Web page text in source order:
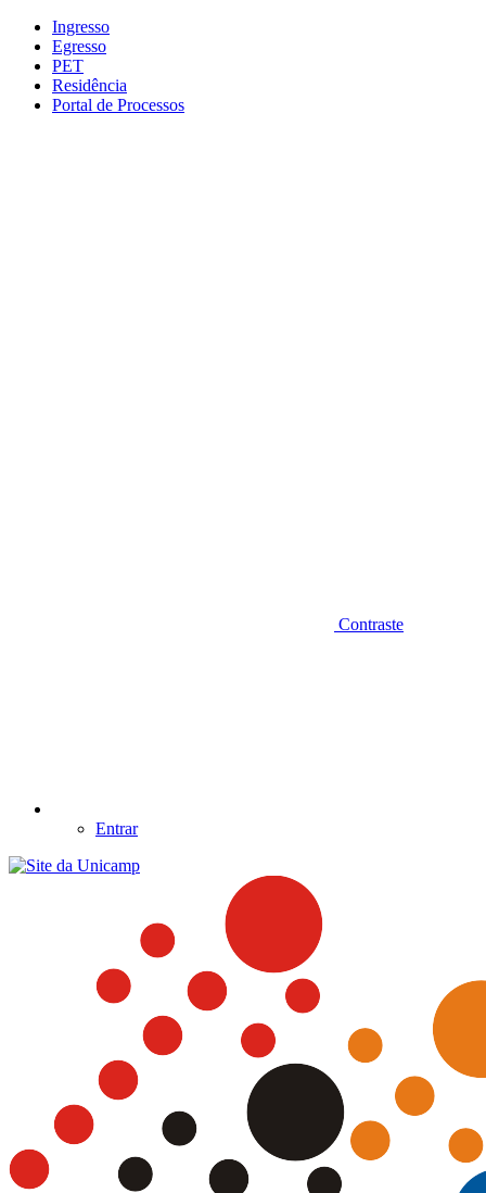
Conteúdo principal
Ingresso
Egresso
PET
Residência
Portal de Processos
Contraste
Entrar